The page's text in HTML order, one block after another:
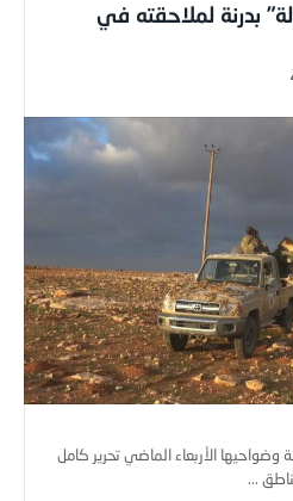
بدرنة لملاحقته في
الأربعاء الماضي تحرير كامل
...